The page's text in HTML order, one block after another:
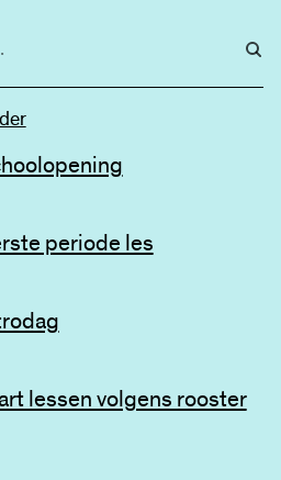
zich in
orde te
maar
in de
hem
alle docenten en volgen een
programma
periode les
lessen volgens rooster